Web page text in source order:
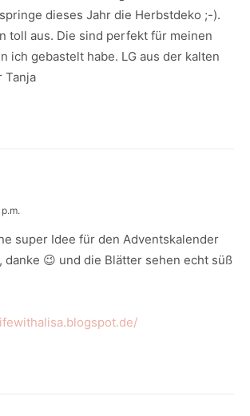
dieses Jahr die Herbstdeko ;-).
toll aus. Die sind perfekt für meinen
ich gebastelt habe. LG aus der kalten
Tanja
super Idee für den Adventskalender
danke 😉 und die Blätter sehen echt süß